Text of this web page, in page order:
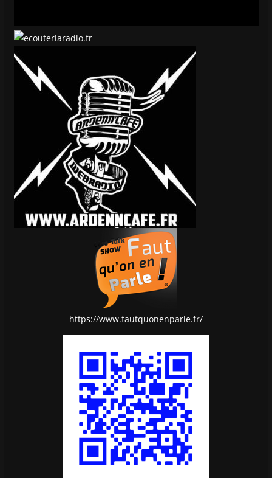
https://www.fautquonenparle.fr/